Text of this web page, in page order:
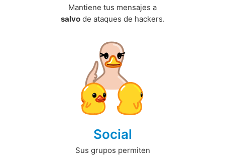
Mantiene tus mensajes a
salvode ataques de hackers.
Social
Sus grupos permiten